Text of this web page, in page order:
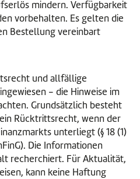
mindern. Verfügbarkeit
vorbehalten. Es gelten die
Bestellung vereinbart
und allfällige
- die Hinweise im
Grundsätzlich besteht
Rücktrittsrecht, wenn der
unterliegt (§ 18 (1)
Die Informationen
recherchiert. Für Aktualität,
kann keine Haftung